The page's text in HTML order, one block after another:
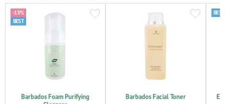
Barbados Foam Purifying
-15%
Barbados Facial Toner